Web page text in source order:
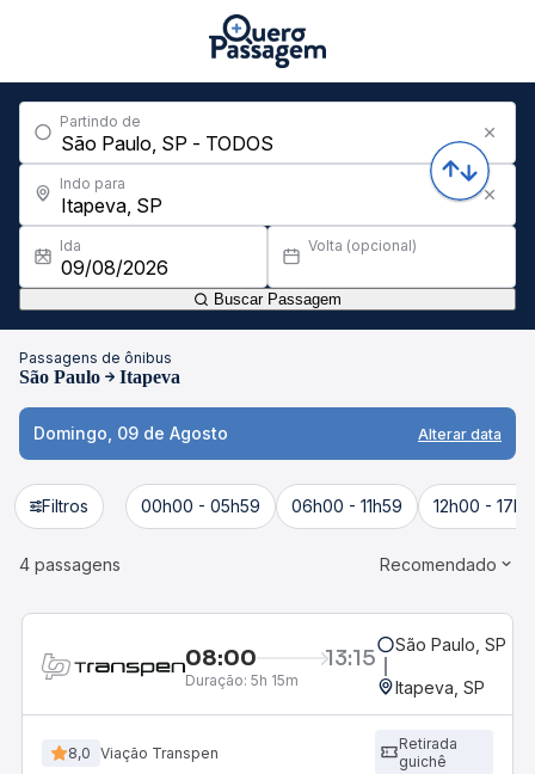
Partindo de
Indo para
Ida Volta (opcional)
Buscar Passagem
Passagens de ônibus
São Paulo Itapeva
Domingo, 09 de Agosto Alterar data
Filtros 00h00 - 05h59 06h00 - 11h59 12h00 -
4 passagens Recomendado
08:00 13:15
Duração: 5h 15m
São Paulo, SP -
Itapeva, SP
8,0 Viação Transpen
Retirada
guichê